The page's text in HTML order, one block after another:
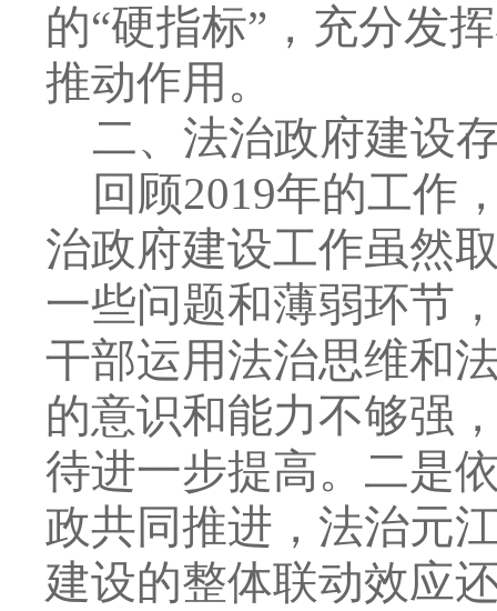
的“硬指标” ，充分发
推动作用。
二、法治政府建设
回顾2019年的工作
治政府建设工作虽然
一些问题和薄弱环节
干部运用法治思维和
的意识和能力不够强
待进一步提高。二是
政共同推进，法治元
建设的整体联动效应